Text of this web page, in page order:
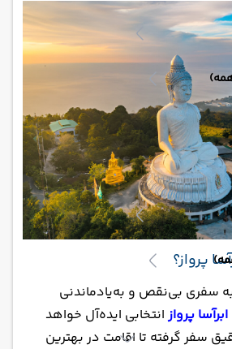
پرواز؟
سفری بی‌نقص و به‌یادماندنی
ابرآسا پروازانتخابی ایده‌آل خواهد
سفر گرفته تا اقامت در بهترین